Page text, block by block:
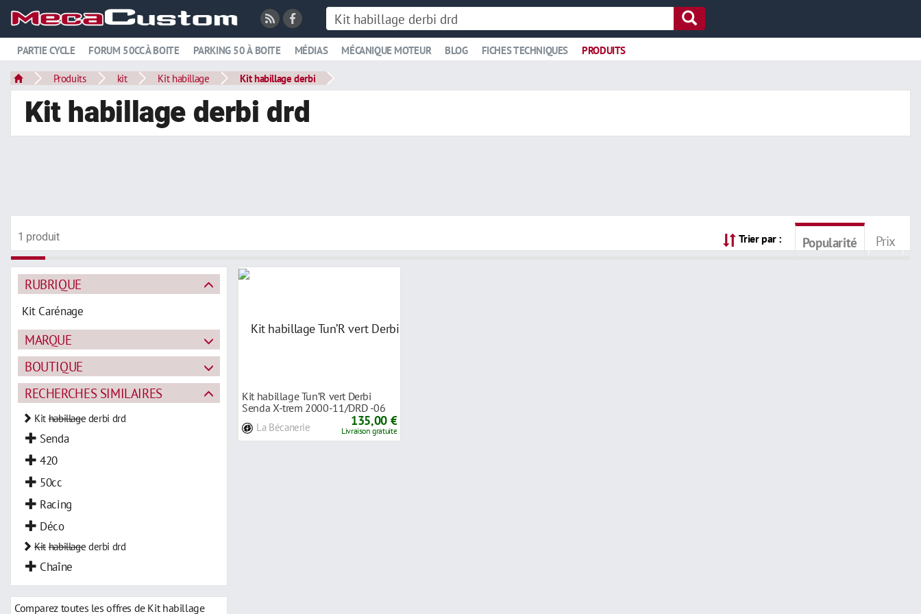
PARTIE CYCLE FORUM 50CC À BOITE PARKING 50 À BOITE MÉDIAS MÉCANIQUE MOTEUR BLOG FICHES TECHNIQUES PRODUITS
Produits kit Kit habillage Kit habillage derbi
Kit habillage derbi drd
1 produit Trier par : Popularité Prix
RUBRIQUE
Kit Carénage
MARQUE
BOUTIQUE
RECHERCHES SIMILAIRES
Kithabillagederbi drd
Senda
420
50cc
Racing
Déco
Kithabillagederbi drd
Chaîne
Comparez toutes les offres de Kit habillage
Kit habillage Tun’R vert Derbi
Senda X-trem 2000-11/DRD -06
La Bécanerie 135,00 €
Livraison gratuite